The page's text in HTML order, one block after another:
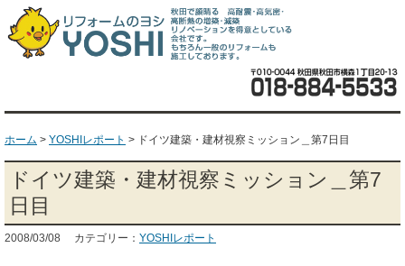
ホーム > YOSHIレポート > ドイツ建築・建材視察ミッション＿第7日目
ドイツ建築・建材視察ミッション＿第7
日目
2008/03/08 カテゴリー： YOSHIレポート